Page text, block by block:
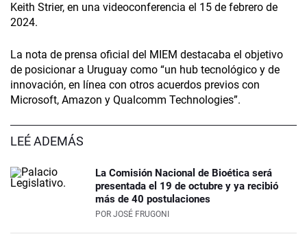
Keith Strier, en una videoconferencia el 15 de febrero de
2024.
La nota de prensa oficial del MIEM destacaba el objetivo
de posicionar a Uruguay como “un hub tecnológico y de
innovación, en línea con otros acuerdos previos con
Microsoft, Amazon y Qualcomm Technologies”.
LEÉ ADEMÁS
La Comisión Nacional de Bioética será
presentada el 19 de octubre y ya recibió
más de 40 postulaciones
POR JOSÉ FRUGONI